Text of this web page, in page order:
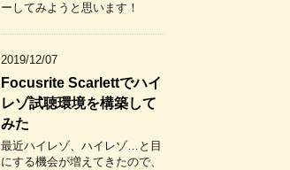
ーしてみようと思います！
2019/12/07
Focusrite Scarlettでハイ
レゾ試聴環境を構築して
みた
最近ハイレゾ、ハイレゾ…と目
にする機会が増えてきたので、